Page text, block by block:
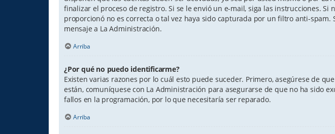
finalizar el proceso de registro. Si se le envió un e-mail, siga las instrucciones.
proporcionó no es correcta o tal vez haya sido capturada por un filtro anti-
mensaje a La Administración.
Arriba
¿Por qué no puedo identificarme?
Existen varias razones por lo cuál esto puede suceder. Primero, asegúrese de
están, comuníquese con La Administración para asegurarse de que no ha sido
fallos en la programación, por lo que necesitaría ser reparado.
Arriba